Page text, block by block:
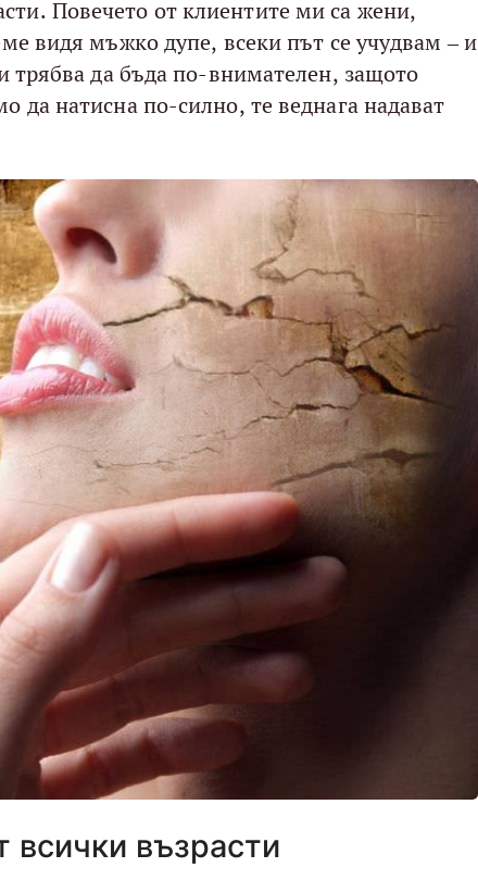
Повечето от клиентите ми са жени,
видя мъжко дупе, всеки път се учудвам – и
трябва да бъда по-внимателен, защото
да натисна по-силно, те веднага надават
всички възрасти